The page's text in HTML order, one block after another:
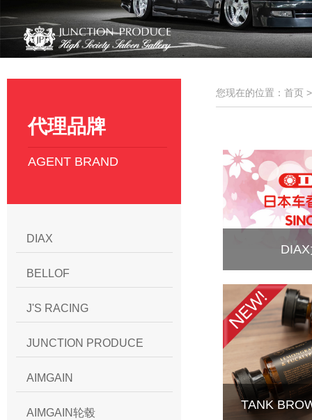
代理品牌
AGENT BRAND
DIAX
BELLOF
J'S RACING
JUNCTION PRODUCE
AIMGAIN
AIMGAIN轮毂
您现在的位置：首页
TANK